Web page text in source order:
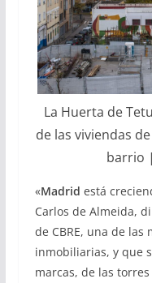
La Huerta de
de las viviendas
barrio
«Madrid está
Carlos de Almeida,
de CBRE, una de las
inmobiliarias, y que
marcas, de las torres